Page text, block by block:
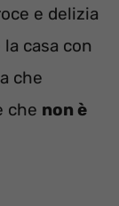
e delizia
casa con
che
che non è